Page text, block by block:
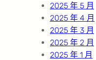
2025 年 5 月
2025 年 4 月
2025 年 3 月
2025 年 2 月
2025 年 1 月